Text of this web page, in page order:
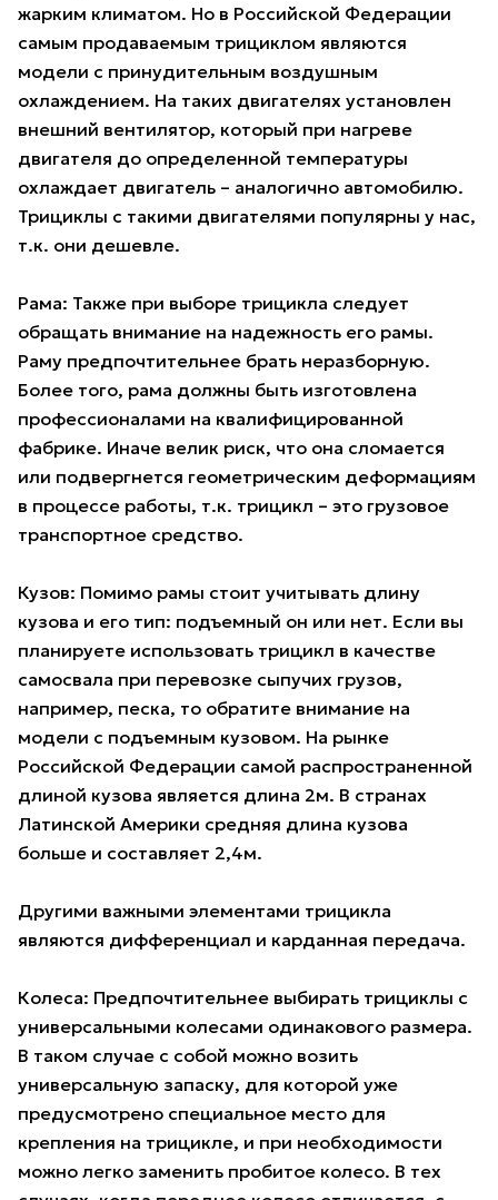
жарким климатом. Но в Российской Федерации
самым продаваемым трициклом являются
модели с принудительным воздушным
охлаждением. На таких двигателях установлен
внешний вентилятор, который при нагреве
двигателя до определенной температуры
охлаждает двигатель – аналогично автомобилю.
Трициклы с такими двигателями популярны у нас,
т.к. они дешевле.
Рама: Также при выборе трицикла следует
обращать внимание на надежность его рамы.
Раму предпочтительнее брать неразборную.
Более того, рама должны быть изготовлена
профессионалами на квалифицированной
фабрике. Иначе велик риск, что она сломается
или подвергнется геометрическим деформациям
в процессе работы, т.к. трицикл – это грузовое
транспортное средство.
Кузов: Помимо рамы стоит учитывать длину
кузова и его тип: подъемный он или нет. Если вы
планируете использовать трицикл в качестве
самосвала при перевозке сыпучих грузов,
например, песка, то обратите внимание на
модели с подъемным кузовом. На рынке
Российской Федерации самой распространенной
длиной кузова является длина 2м. В странах
Латинской Америки средняя длина кузова
больше и составляет 2,4м.
Другими важными элементами трицикла
являются дифференциал и карданная передача.
Колеса: Предпочтительнее выбирать трициклы с
универсальными колесами одинакового размера.
В таком случае с собой можно возить
универсальную запаску, для которой уже
предусмотрено специальное место для
крепления на трицикле, и при необходимости
можно легко заменить пробитое колесо. В тех